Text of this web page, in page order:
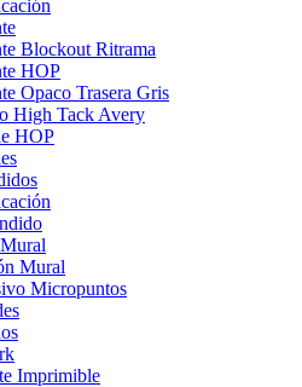
Blockout Ritrama
HOP
Opaco Trasera Gris
High Tack Avery
HOP
Mural
Micropuntos
Imprimible